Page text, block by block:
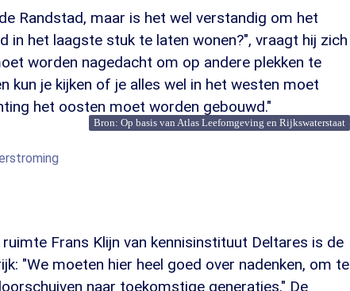
Randstad, maar is het wel verstandig om het
in het laagste stuk te laten wonen?", vraagt hij zich
worden nagedacht om op andere plekken te
kun je kijken of je alles wel in het westen moet
het oosten moet worden gebouwd."
Bron: Op basis van Atlas Leefomgeving en Rijkswaterstaat
Frans Klijn van kennisinstituut Deltares is de
"We moeten hier heel goed over nadenken, om te
naar toekomstige generaties." De